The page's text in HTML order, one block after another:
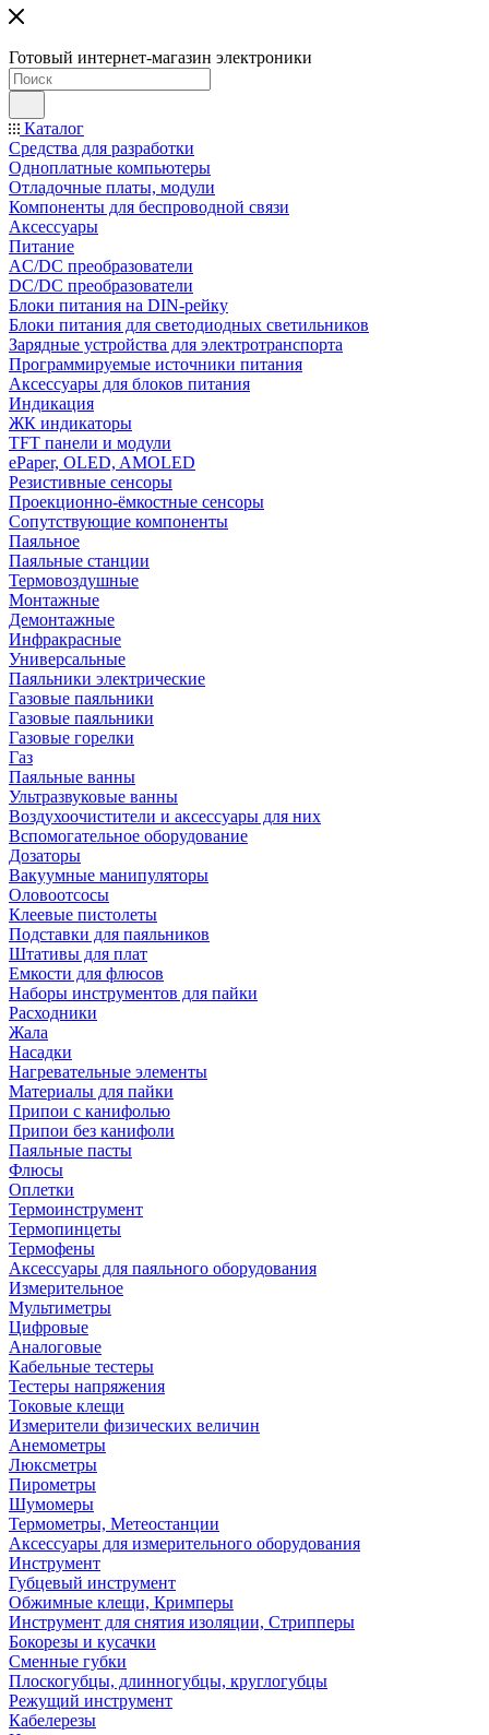
Готовый интернет-магазин электроники
Каталог
Средства для разработки
Одноплатные компьютеры
Отладочные платы, модули
Компоненты для беспроводной связи
Аксессуары
Питание
AC/DC преобразователи
DC/DC преобразователи
Блоки питания на DIN-рейку
Блоки питания для светодиодных светильников
Зарядные устройства для электротранспорта
Программируемые источники питания
Аксессуары для блоков питания
Индикация
ЖК индикаторы
TFT панели и модули
ePaper, OLED, AMOLED
Резистивные сенсоры
Проекционно-ёмкостные сенсоры
Сопутствующие компоненты
Паяльное
Паяльные станции
Термовоздушные
Монтажные
Демонтажные
Инфракрасные
Универсальные
Паяльники электрические
Газовые паяльники
Газовые паяльники
Газовые горелки
Газ
Паяльные ванны
Ультразвуковые ванны
Воздухоочистители и аксессуары для них
Вспомогательное оборудование
Дозаторы
Вакуумные манипуляторы
Оловоотсосы
Клеевые пистолеты
Подставки для паяльников
Штативы для плат
Емкости для флюсов
Наборы инструментов для пайки
Расходники
Жала
Насадки
Нагревательные элементы
Материалы для пайки
Припои с канифолью
Припои без канифоли
Паяльные пасты
Флюсы
Оплетки
Термоинструмент
Термопинцеты
Термофены
Аксессуары для паяльного оборудования
Измерительное
Мультиметры
Цифровые
Аналоговые
Кабельные тестеры
Тестеры напряжения
Токовые клещи
Измерители физических величин
Анемометры
Люксметры
Пирометры
Шумомеры
Термометры, Метеостанции
Аксессуары для измерительного оборудования
Инструмент
Губцевый инструмент
Обжимные клещи, Кримперы
Инструмент для снятия изоляции, Стрипперы
Бокорезы и кусачки
Сменные губки
Плоскогубцы, длинногубцы, круглогубцы
Режущий инструмент
Кабелерезы